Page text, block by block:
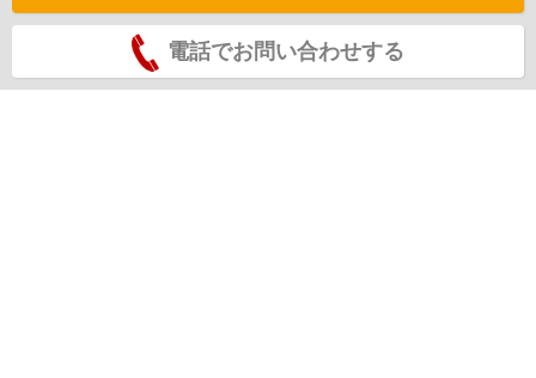
電話でお問い合わせする